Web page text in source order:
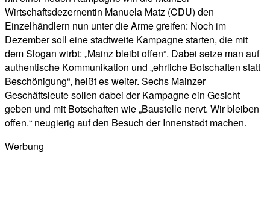
Wirtschaftsdezernentin Manuela Matz (CDU) den
Einzelhändlern nun unter die Arme greifen: Noch im
Dezember soll eine stadtweite Kampagne starten, die mit
dem Slogan wirbt: „Mainz bleibt offen“. Dabei setze man auf
authentische Kommunikation und „ehrliche Botschaften statt
Beschönigung“, heißt es weiter. Sechs Mainzer
Geschäftsleute sollen dabei der Kampagne ein Gesicht
geben und mit Botschaften wie „Baustelle nervt. Wir bleiben
offen.“ neugierig auf den Besuch der Innenstadt machen.
Werbung